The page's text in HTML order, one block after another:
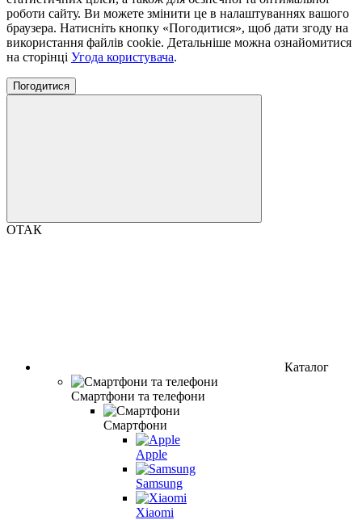
роботи сайту. Ви можете змінити це в налаштуваннях вашого
браузера. Натисніть кнопку «Погодитися», щоб дати згоду на
використання файлів cookie. Детальніше можна ознайомитися
на сторінці Угода користувача.
Погодитися
ОТАК
Каталог
Смартфони та телефони
Смартфони
Apple
Samsung
Xiaomi